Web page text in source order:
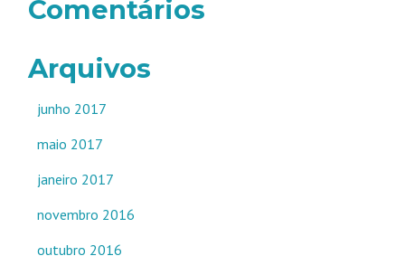
Comentários
Arquivos
junho 2017
maio 2017
janeiro 2017
novembro 2016
outubro 2016